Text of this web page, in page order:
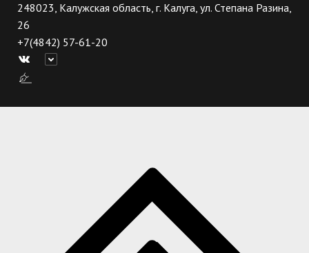
248023, Калужская область, г. Калуга, ул. Степана Разина,
26
+7(4842) 57-61-20